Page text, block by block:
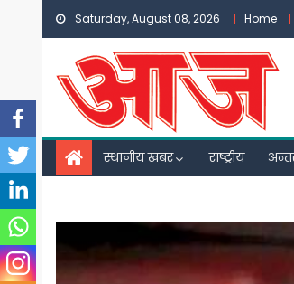
Skip
content
Saturday, August 08, 2026 Home
स्थानीय खबर राष्ट्रीय